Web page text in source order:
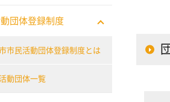
団体登録制度
市民活動団体登録制度とは
動団体一覧